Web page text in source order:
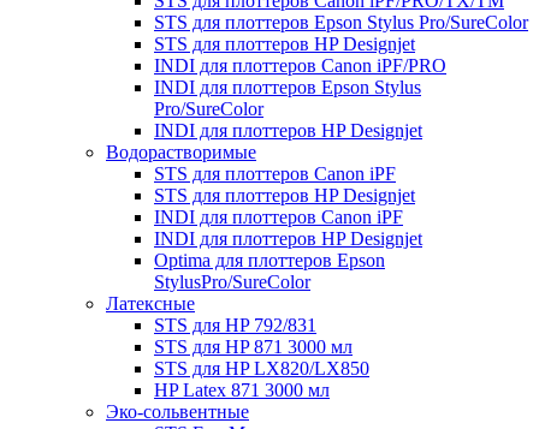
STS для плоттеров Epson Stylus Pro/SureColor
STS для плоттеров HP Designjet
INDI для плоттеров Canon iPF/PRO
INDI для плоттеров Epson Stylus
Pro/SureColor
INDI для плоттеров HP Designjet
Водорастворимые
STS для плоттеров Canon iPF
STS для плоттеров HP Designjet
INDI для плоттеров Canon iPF
INDI для плоттеров HP Designjet
Optima для плоттеров Epson
StylusPro/SureColor
Латексные
STS для HP 792/831
STS для HP 871 3000 мл
STS для HP LX820/LX850
HP Latex 871 3000 мл
Эко-сольвентные